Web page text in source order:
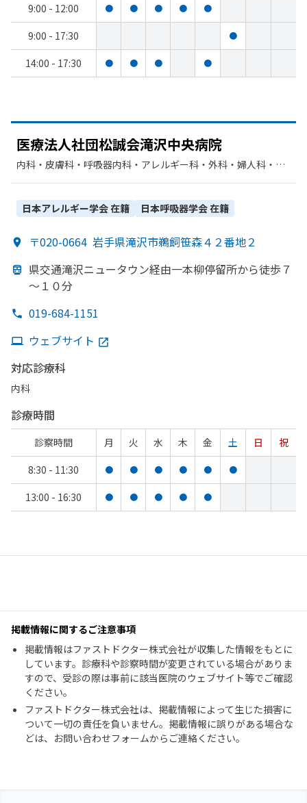
9:00 - 12:00
● ● ● ● ●
9:00 - 17:30 ●
14:00 - 17:30 ● ● ● ●
医療法人社団松誠会滝沢中央病院
内科・​皮膚科・​呼吸器内科・​アレルギー科・​外科・​婦人科・​リ
日本アレルギー学会在籍 日本呼吸器学会在籍
〒020-0664 岩手県滝沢市鵜飼笹森４２番地２
県交通滝沢ニュータウン経由一本柳停留所から徒歩７
～１０分
019-684-1151
ウェブサイト
対応診療科
内科
診療時間
診察時間 月 火 水 木 金 土 日
祝
8:30 - 11:30
● ● ● ● ● ●
13:00 - 16:30 ● ● ● ● ●
掲載情報に関するご注意事項
掲載情報はファストドクター株式会社が収集した情報をもとに
しています。診療科や診察時間が変更されている場合がありま
すので、受診の際は事前に該当医院のウェブサイト等でご確認
ください。
ファストドクター株式会社は、掲載情報によって生じた損害に
ついて一切の責任を負いません。掲載情報に誤りがある場合な
どは、お問い合わせフォームからご連絡ください。